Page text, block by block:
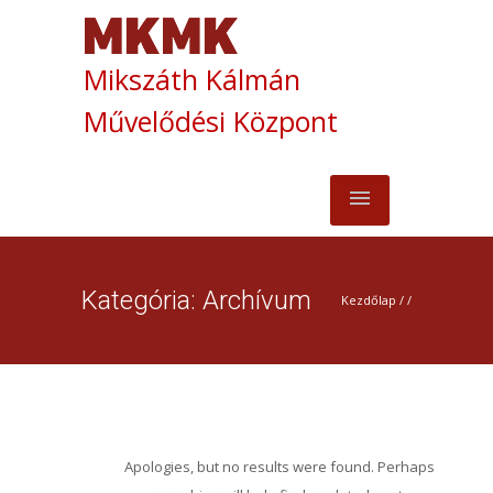
Mikszáth Kálmán
Művelődési Központ
Kategória: Archívum Kezdőlap / /
Apologies, but no results were found. Perhaps